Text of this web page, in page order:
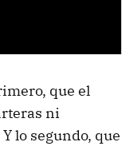
que el
ni
lo segundo, que